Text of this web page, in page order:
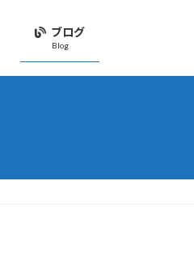
ブログ
Blog